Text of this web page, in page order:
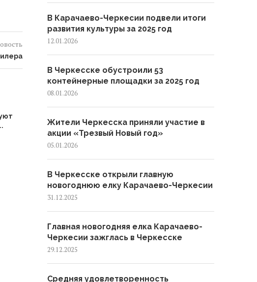
городе проекционный
пешеходный...
объявлен
месячник чистоты:
В Карачаево-Черкесии подвели итоги
развития культуры за 2025 год
12.01.2026
В Черкесске обустроили 53
контейнерные площадки за 2025 год
08.01.2026
Жители Черкесска приняли участие в
акции «Трезвый Новый год»
05.01.2026
В Черкесске открыли главную
новогоднюю елку Карачаево-Черкесии
31.12.2025
Главная новогодняя елка Карачаево-
Черкесии зажглась в Черкесске
29.12.2025
Средняя удовлетворенность